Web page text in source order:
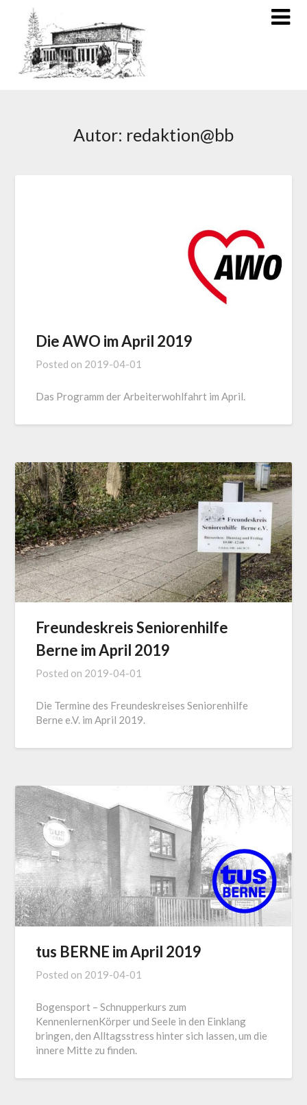
Autor: redaktion@bb
Die AWO im April 2019
Posted on 2019-04-01
Das Programm der Arbeiterwohlfahrt im April.
Freundeskreis Seniorenhilfe
Berne im April 2019
Posted on 2019-04-01
Die Termine des Freundeskreises Seniorenhilfe
Berne e.V. im April 2019.
tus BERNE im April 2019
Posted on 2019-04-01
Bogensport – Schnupperkurs zum
KennenlernenKörper und Seele in den Einklang
bringen, den Alltagsstress hinter sich lassen, um die
innere Mitte zu finden.